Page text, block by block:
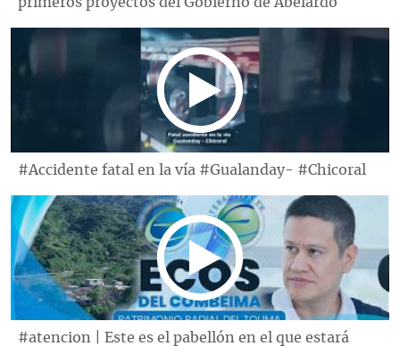
#Accidente fatal en la vía #Gualanday- #Chicoral
#atencion | Este es el pabellón en el que estará